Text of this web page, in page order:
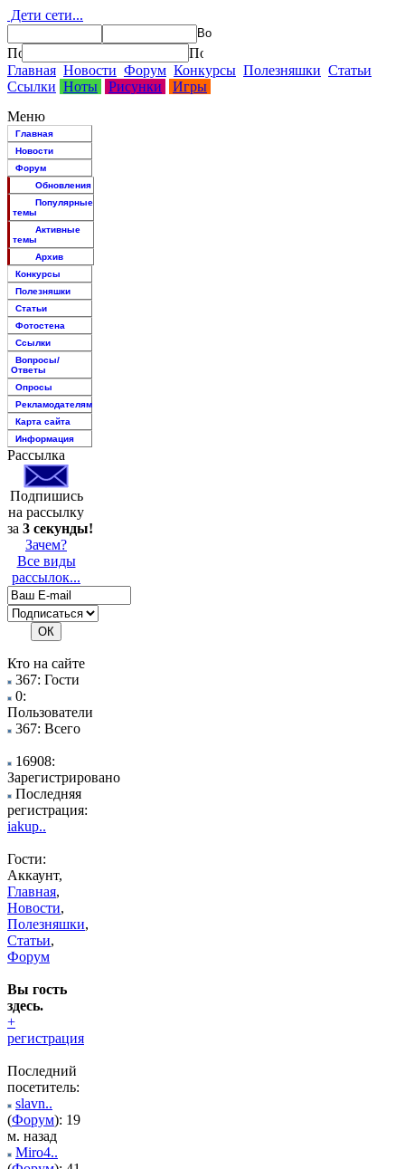
Дети сети...
Главная Новости Форум Конкурсы Полезняшки Статьи
Ссылки Ноты Рисунки
Игры
Меню
Главная
Новости
Форум
Обновления
Популярные
темы
Активные
темы
Архив
Конкурсы
Полезняшки
Статьи
Фотостена
Ссылки
Вопросы/
Ответы
Опросы
Рекламодателям
Карта сайта
Информация
Рассылка
Подпишись
на рассылку
за 3 секунды!
Зачем?
Все виды
рассылок...
Кто на сайте
367: Гости
0:
Пользователи
367: Всего
16908:
Зарегистрировано
Последняя
регистрация:
iakup..
Гости:
Аккаунт,
Главная,
Новости,
Полезняшки,
Статьи,
Форум
Вы гость
здесь.
+
регистрация
Последний
посетитель:
slavn..
(Форум): 19
м. назад
Miro4..